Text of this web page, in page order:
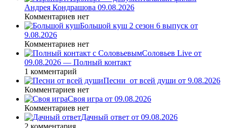
Андрея Кондрашова 09.08.2026
Комментариев нет
Большой куш 2 сезон 6 выпуск от
9.08.2026
Комментариев нет
Соловьев Live от
09.08.2026 — Полный контакт
1 комментарий
Песни_от всей души от 9.08.2026
Комментариев нет
Своя игра от 09.08.2026
Комментариев нет
Дачный ответ от 09.08.2026
2 комментария